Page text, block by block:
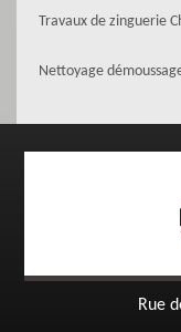
Travaux de zinguerie
Nettoyage
Rue